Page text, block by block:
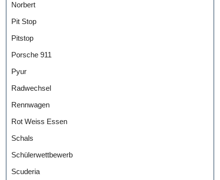
Norbert
Pit Stop
Pitstop
Porsche 911
Pyur
Radwechsel
Rennwagen
Rot Weiss Essen
Schals
Schülerwettbewerb
Scuderia